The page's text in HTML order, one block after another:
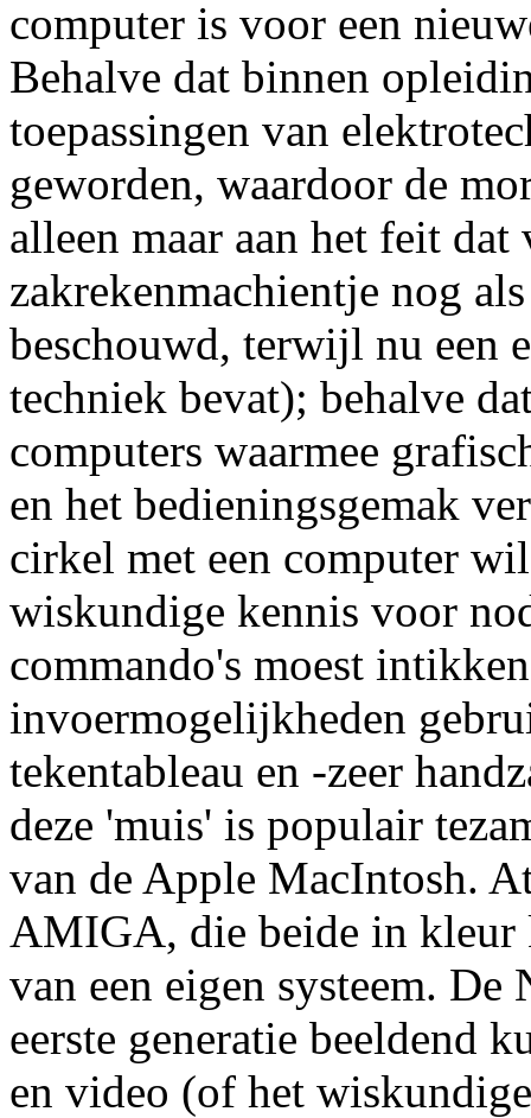
computer is voor een
Behalve dat binnen
toepassingen van
geworden, waardoor de
alleen maar aan het feit
zakrekenmachientje nog
beschouwd, terwijl nu een
techniek bevat); behalve
computers waarmee
en het bedieningsgemak
cirkel met een computer
wiskundige kennis voor
commando's moest
invoermogelijkheden
tekentableau en -zeer
deze 'muis' is populair
van de Apple MacIntosh.
AMIGA, die beide in kleur
van een eigen systeem.
eerste generatie beeldend
en video (of het